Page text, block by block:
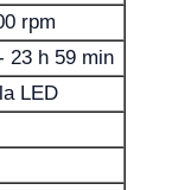
rpm
23 h 59 min
LED